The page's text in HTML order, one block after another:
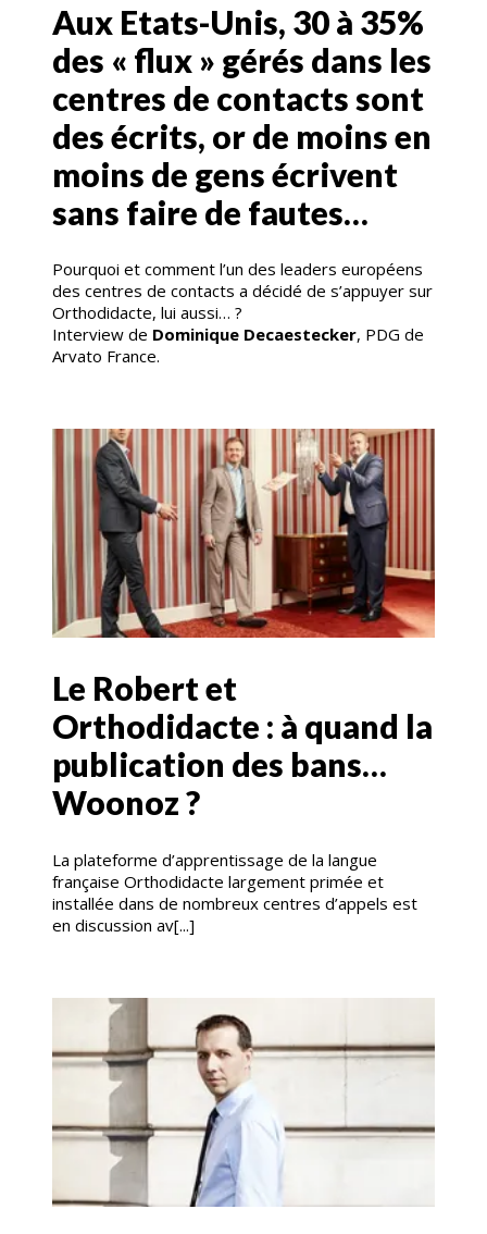
Aux Etats-Unis, 30 à 35%
des « flux » gérés dans les
centres de contacts sont
des écrits, or de moins en
moins de gens écrivent
sans faire de fautes…
Pourquoi et comment l’un des leaders européens
des centres de contacts a décidé de s’appuyer sur
Orthodidacte, lui aussi… ?
Interview de Dominique Decaestecker, PDG de
Arvato France.
Le Robert et
Orthodidacte : à quand la
publication des bans…
Woonoz ?
La plateforme d’apprentissage de la langue
française Orthodidacte largement primée et
installée dans de nombreux centres d’appels est
en discussion av[...]